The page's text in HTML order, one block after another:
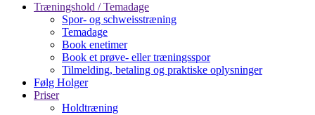
Træningshold / Temadage
Spor- og schweisstræning
Temadage
Book enetimer
Book et prøve- eller træningsspor
Tilmelding, betaling og praktiske oplysninger
Følg Holger
Priser
Holdtræning